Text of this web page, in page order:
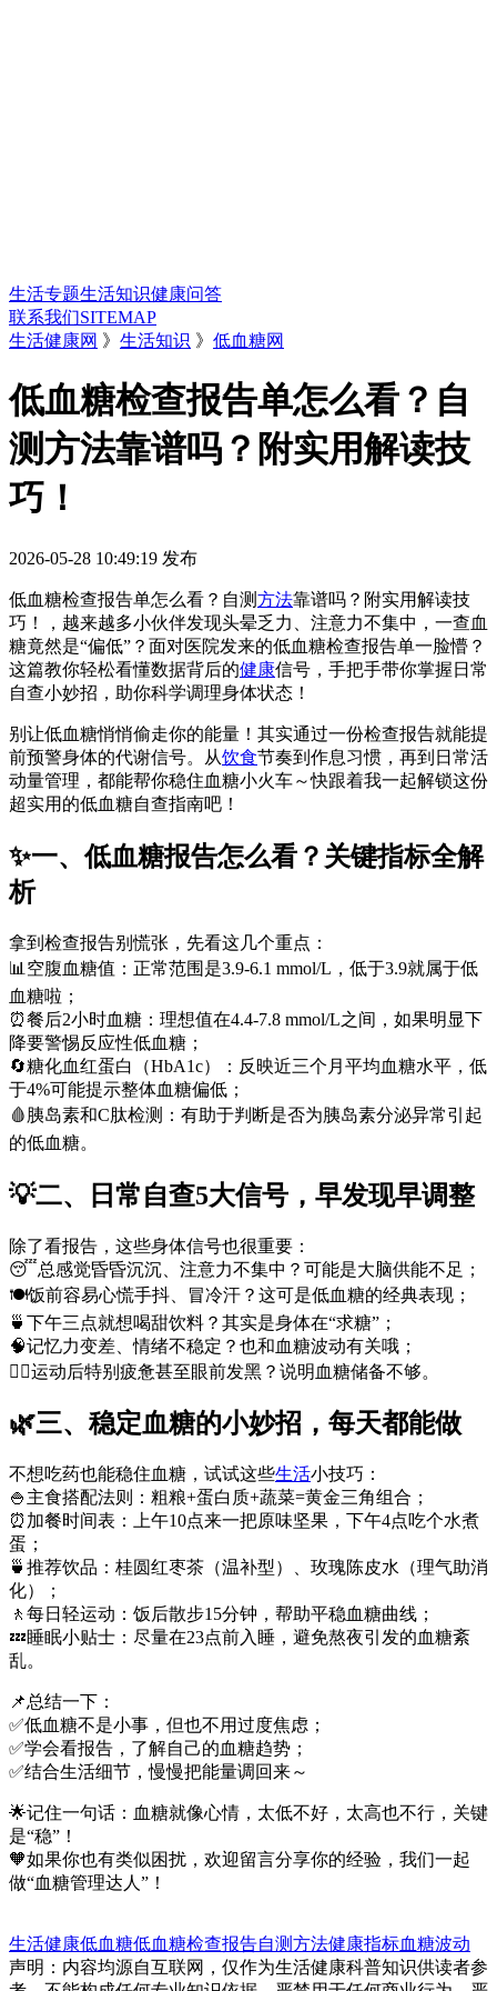
生活专题生活知识健康问答
联系我们SITEMAP
生活健康网 》 生活知识 》 低血糖网
低血糖检查报告单怎么看？自
测方法靠谱吗？附实用解读技
巧！
2026-05-28 10:49:19 发布
低血糖检查报告单怎么看？自测方法靠谱吗？附实用解读技
巧！，越来越多小伙伴发现头晕乏力、注意力不集中，一查血
糖竟然是“偏低”？面对医院发来的低血糖检查报告单一脸懵？
这篇教你轻松看懂数据背后的健康信号，手把手带你掌握日常
自查小妙招，助你科学调理身体状态！
别让低血糖悄悄偷走你的能量！其实通过一份检查报告就能提
前预警身体的代谢信号。从饮食节奏到作息习惯，再到日常活
动量管理，都能帮你稳住血糖小火车～快跟着我一起解锁这份
超实用的低血糖自查指南吧！
✨一、低血糖报告怎么看？关键指标全解
析
拿到检查报告别慌张，先看这几个重点：
📊空腹血糖值：正常范围是3.9-6.1 mmol/L，低于3.9就属于低
血糖啦；
⏰餐后2小时血糖：理想值在4.4-7.8 mmol/L之间，如果明显下
降要警惕反应性低血糖；
🔄糖化血红蛋白（HbA1c）：反映近三个月平均血糖水平，低
于4%可能提示整体血糖偏低；
🩸胰岛素和C肽检测：有助于判断是否为胰岛素分泌异常引起
的低血糖。
💡二、日常自查5大信号，早发现早调整
除了看报告，这些身体信号也很重要：
😴总感觉昏昏沉沉、注意力不集中？可能是大脑供能不足；
🍽️饭前容易心慌手抖、冒冷汗？这可是低血糖的经典表现；
🍵下午三点就想喝甜饮料？其实是身体在“求糖”；
🧠记忆力变差、情绪不稳定？也和血糖波动有关哦；
🏃‍♀️运动后特别疲惫甚至眼前发黑？说明血糖储备不够。
🌿三、稳定血糖的小妙招，每天都能做
不想吃药也能稳住血糖，试试这些生活小技巧：
🍚主食搭配法则：粗粮+蛋白质+蔬菜=黄金三角组合；
⏰加餐时间表：上午10点来一把原味坚果，下午4点吃个水煮
蛋；
🍵推荐饮品：桂圆红枣茶（温补型）、玫瑰陈皮水（理气助消
化）；
🚶每日轻运动：饭后散步15分钟，帮助平稳血糖曲线；
💤睡眠小贴士：尽量在23点前入睡，避免熬夜引发的血糖紊
乱。
📌总结一下：
✅低血糖不是小事，但也不用过度焦虑；
✅学会看报告，了解自己的血糖趋势；
✅结合生活细节，慢慢把能量调回来～
🌟记住一句话：血糖就像心情，太低不好，太高也不行，关键
是“稳”！
🧡如果你也有类似困扰，欢迎留言分享你的经验，我们一起
做“血糖管理达人”！
生活健康低血糖低血糖检查报告自测方法健康指标血糖波动
声明：内容均源自互联网，仅作为生活健康科普知识供读者参